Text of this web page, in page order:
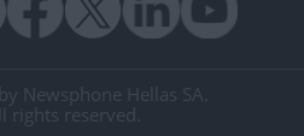
Newsphone Hellas SA.
rights reserved.